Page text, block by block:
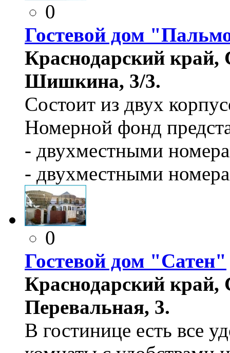
0
Гостевой дом
Краснодарский
Шишкина, 3/3.
Состоит из двух
Номерной фонд
- двухместными
- двухместными
0
Гостевой дом "Сатен"
Краснодарский
Перевальная, 3.
В гостинице есть все